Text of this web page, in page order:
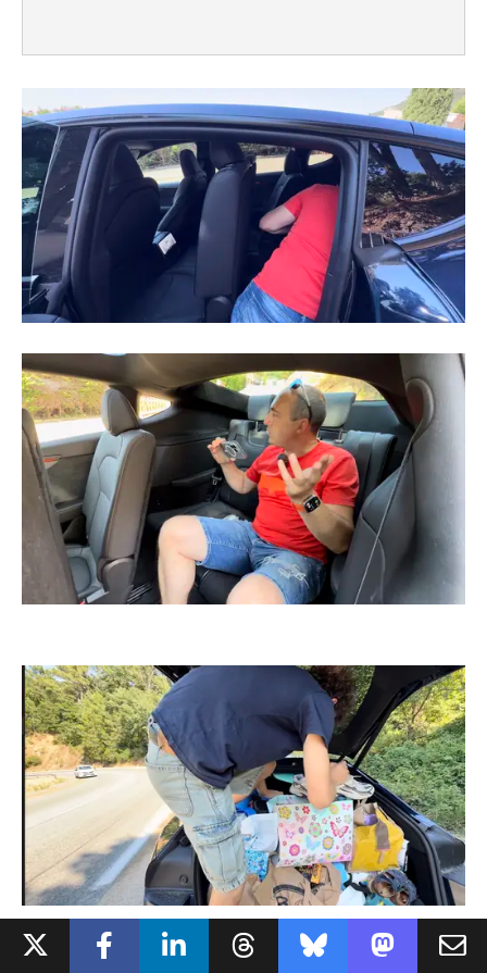
Autre point de friction,
l'accès au 3e rang ne se fait